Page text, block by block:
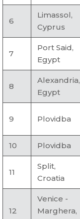
6
Limassol,
Cyprus
7
Port Said,
Egypt
8
Alexandria,
Egypt
9 Plovidba
10 Plovidba
11
Split,
Croatia
12
Venice -
Marghera,